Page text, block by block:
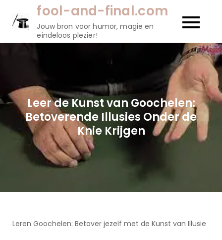
fool-and-final.com
Jouw bron voor humor, magie en
eindeloos plezier!
Leer de Kunst van Goochelen:
Betoverende Illusies Onder de
Knie Krijgen
Leren Goochelen: Betover jezelf met de Kunst van Illusie